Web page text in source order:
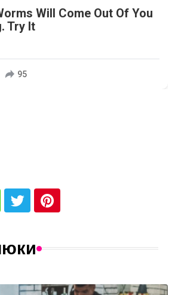
Will Come Out Of You
Try It
95